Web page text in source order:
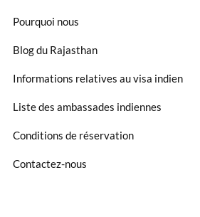
Pourquoi nous
Blog du Rajasthan
Informations relatives au visa indien
Liste des ambassades indiennes
Conditions de réservation
Contactez-nous